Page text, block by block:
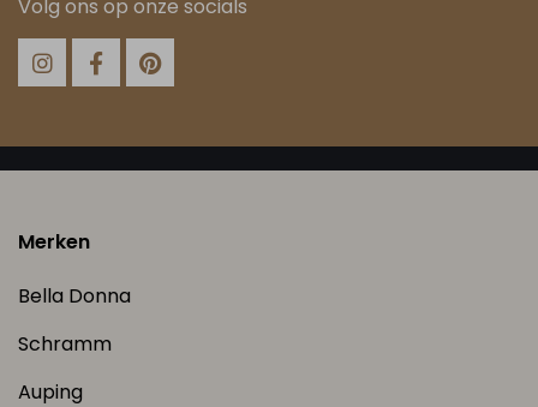
Volg ons op onze socials
Merken
Bella Donna
Schramm
Auping